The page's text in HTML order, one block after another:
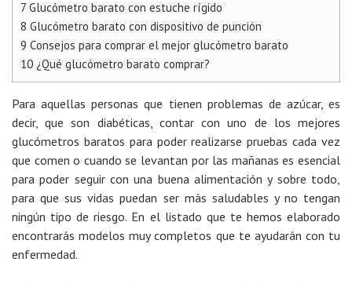
7 Glucómetro barato con estuche rígido
8 Glucómetro barato con dispositivo de punción
9 Consejos para comprar el mejor glucómetro barato
10 ¿Qué glucómetro barato comprar?
Para aquellas personas que tienen problemas de azúcar, es
decir, que son diabéticas, contar con uno de los mejores
glucómetros baratos para poder realizarse pruebas cada vez
que comen o cuando se levantan por las mañanas es esencial
para poder seguir con una buena alimentación y sobre todo,
para que sus vidas puedan ser más saludables y no tengan
ningún tipo de riesgo. En el listado que te hemos elaborado
encontrarás modelos muy completos que te ayudarán con tu
enfermedad.